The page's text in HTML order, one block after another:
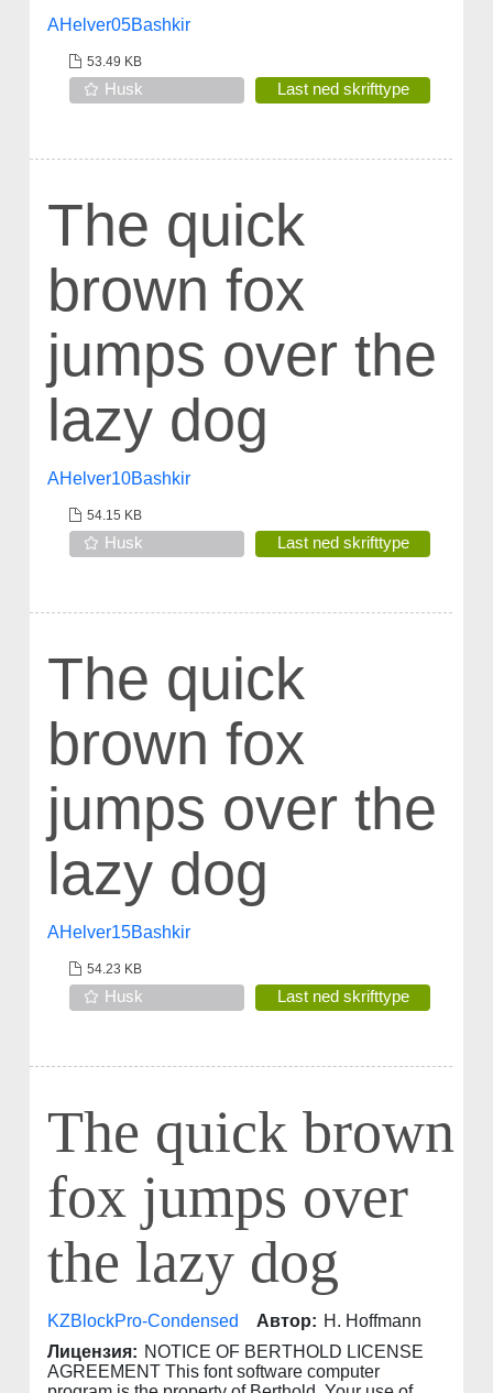
AHelver05Bashkir
53.49 KB
Husk Last ned skrifttype
The quick
brown fox
jumps over the
lazy dog
AHelver10Bashkir
54.15 KB
Husk Last ned skrifttype
The quick
brown fox
jumps over the
lazy dog
AHelver15Bashkir
54.23 KB
Husk Last ned skrifttype
The quick brown
fox jumps over
the lazy dog
KZBlockPro-Condensed Автор: H. Hoffmann
Лицензия: NOTICE OF BERTHOLD LICENSE
AGREEMENT This font software computer